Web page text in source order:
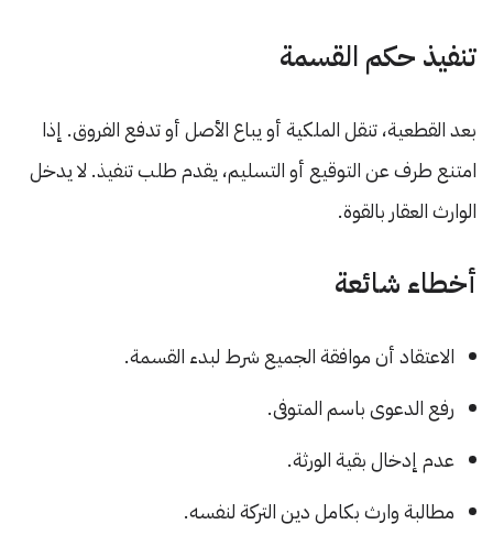
تنفيذ حكم القسمة
بعد القطعية، تنقل الملكية أو يباع الأصل أو تدفع الفروق. إذا
امتنع طرف عن التوقيع أو التسليم، يقدم طلب تنفيذ. لا يدخل
الوارث العقار بالقوة.
أخطاء شائعة
الاعتقاد أن موافقة الجميع شرط لبدء القسمة.
رفع الدعوى باسم المتوفى.
عدم إدخال بقية الورثة.
مطالبة وارث بكامل دين التركة لنفسه.